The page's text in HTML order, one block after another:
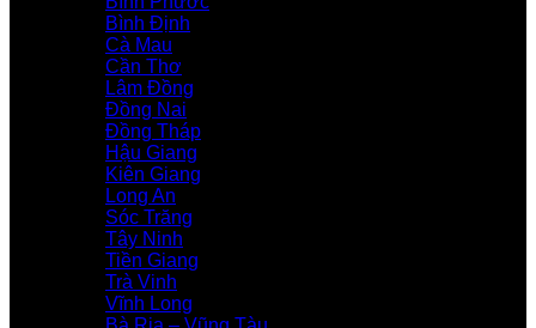
Bình Định
Cà Mau
Cần Thơ
Lâm Đồng
Đồng Nai
Đồng Tháp
Hậu Giang
Kiên Giang
Long An
Sóc Trăng
Tây Ninh
Tiền Giang
Trà Vinh
Vĩnh Long